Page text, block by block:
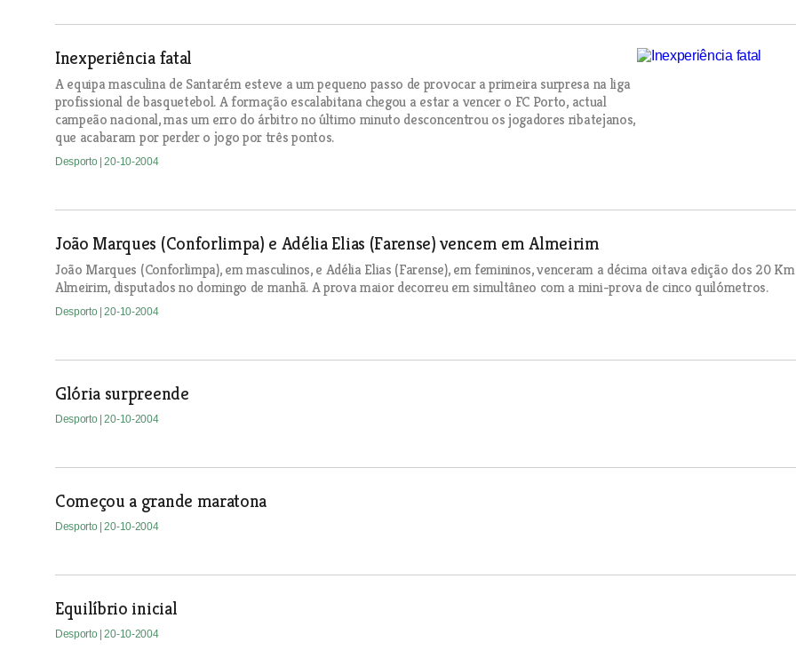
Inexperiência fatal
A equipa masculina de Santarém esteve a um pequeno passo de provocar a primeira surpresa na liga
profissional de basquetebol. A formação escalabitana chegou a estar a vencer o FC Porto, actual
campeão nacional, mas um erro do árbitro no último minuto desconcentrou os jogadores ribatejanos,
que acabaram por perder o jogo por três pontos.
Desporto | 20-10-2004
João Marques (Conforlimpa) e Adélia Elias (Farense) vencem em Almeirim
João Marques (Conforlimpa), em masculinos, e Adélia Elias (Farense), em femininos, venceram a décima oitava edição dos 20
Almeirim, disputados no domingo de manhã. A prova maior decorreu em simultâneo com a mini-prova de cinco quilómetros.
Desporto | 20-10-2004
Glória surpreende
Desporto | 20-10-2004
Começou a grande maratona
Desporto | 20-10-2004
Equilíbrio inicial
Desporto | 20-10-2004